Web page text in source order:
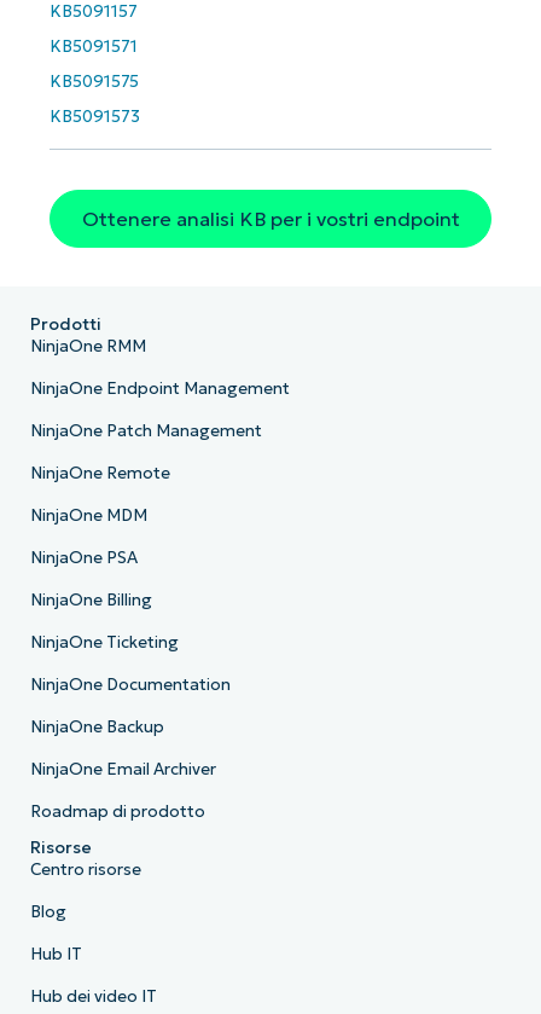
KB5091157
KB5091571
KB5091575
KB5091573
Ottenere analisi KB per i vostri endpoint
Prodotti
NinjaOne RMM
NinjaOne Endpoint Management
NinjaOne Patch Management
NinjaOne Remote
NinjaOne MDM
NinjaOne PSA
NinjaOne Billing
NinjaOne Ticketing
NinjaOne Documentation
NinjaOne Backup
NinjaOne Email Archiver
Roadmap di prodotto
Risorse
Centro risorse
Blog
Hub IT
Hub dei video IT